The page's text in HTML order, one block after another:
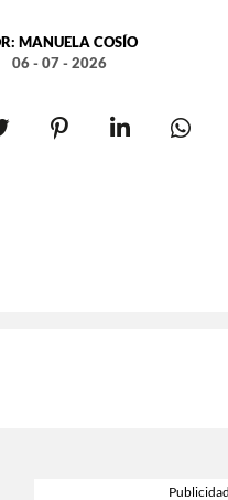
MANUELA COSÍO
06 - 07 - 2026